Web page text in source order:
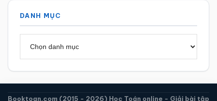
DANH MỤC
Booktoan.com (2015 - 2026) Học Toán online - Giải bài tập